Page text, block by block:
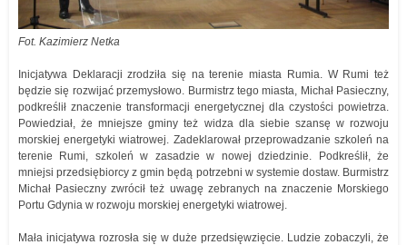
Fot. Kazimierz Netka
Inicjatywa Deklaracji zrodziła się na terenie miasta Rumia. W Rumi też
będzie się rozwijać przemysłowo. Burmistrz tego miasta, Michał Pasieczny,
podkreślił znaczenie transformacji energetycznej dla czystości powietrza.
Powiedział, że mniejsze gminy też widza dla siebie szansę w rozwoju
morskiej energetyki wiatrowej. Zadeklarował przeprowadzanie szkoleń na
terenie Rumi, szkoleń w zasadzie w nowej dziedzinie. Podkreślił, że
mniejsi przedsiębiorcy z gmin będą potrzebni w systemie dostaw. Burmistrz
Michał Pasieczny zwrócił też uwagę zebranych na znaczenie Morskiego
Portu Gdynia w rozwoju morskiej energetyki wiatrowej.
Mała inicjatywa rozrosła się w duże przedsięwzięcie. Ludzie zobaczyli, że